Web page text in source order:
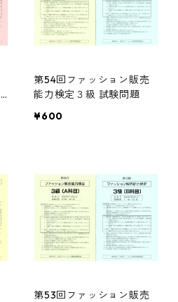
第54回ファッション販売
能力検定３級 試験問題
¥600
第53回ファッション販売